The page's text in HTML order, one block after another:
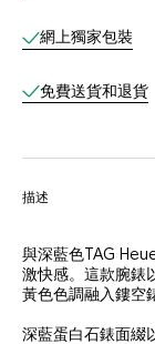
網上獨家包裝
免費送貨和退貨
描述
與深藍色TAG
激快感。這款腕錶
黃色色調融入鏤空
深藍蛋白石錶面綴